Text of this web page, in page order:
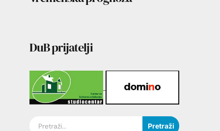
DuB prijatelji
Pretraži